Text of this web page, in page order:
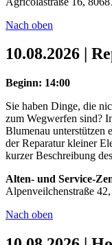
Nach oben
10.08.2026 |
Beginn: 14:00
Sie haben Dinge, die
zum Wegwerfen sind?
Blumenau unterstützen
der Reparatur kleiner
kurzer Beschreibung
Alten- und Service-
Alpenveilchenstraße
Nach oben